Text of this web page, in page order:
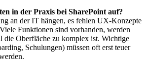
in der Praxis bei SharePoint auf?
an der IT hängen, es fehlen UX-Konzepte
Funktionen sind vorhanden, werden
die Oberfläche zu komplex ist. Wichtige
Schulungen) müssen oft erst teuer